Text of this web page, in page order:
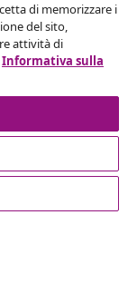
ordine.
di memorizzare i
del sito,
attività di
Informativa sulla